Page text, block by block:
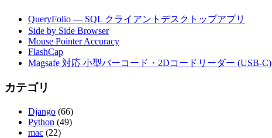
QueryFolio — SQL クライアントデスクトップアプリ
Side by Side Browser
Mouse Pointer Accuracy
FlashCap
Magsafe 対応 小型バーコード・2Dコードリーダー (USB-C)
カテゴリ
Django (66)
Python (49)
mac (22)